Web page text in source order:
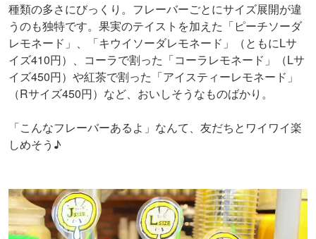
種類の多さにびっくり。フレーバーごとにサイズ展開が違
うのも独特です。果実のテイストを加えた「ピーチソーダ
レモネード」、「キウイソーダレモネード」（ともにLサ
イズ410円）、コーラで割った「コーラレモネード」（Lサ
イズ450円）や紅茶で割った「アイスティーレモネード」
（Rサイズ450円）など、おいしそうなものばかり。
「こんなフレーバーあるよ」なんて、友だちとワイワイ楽
しめそう♪